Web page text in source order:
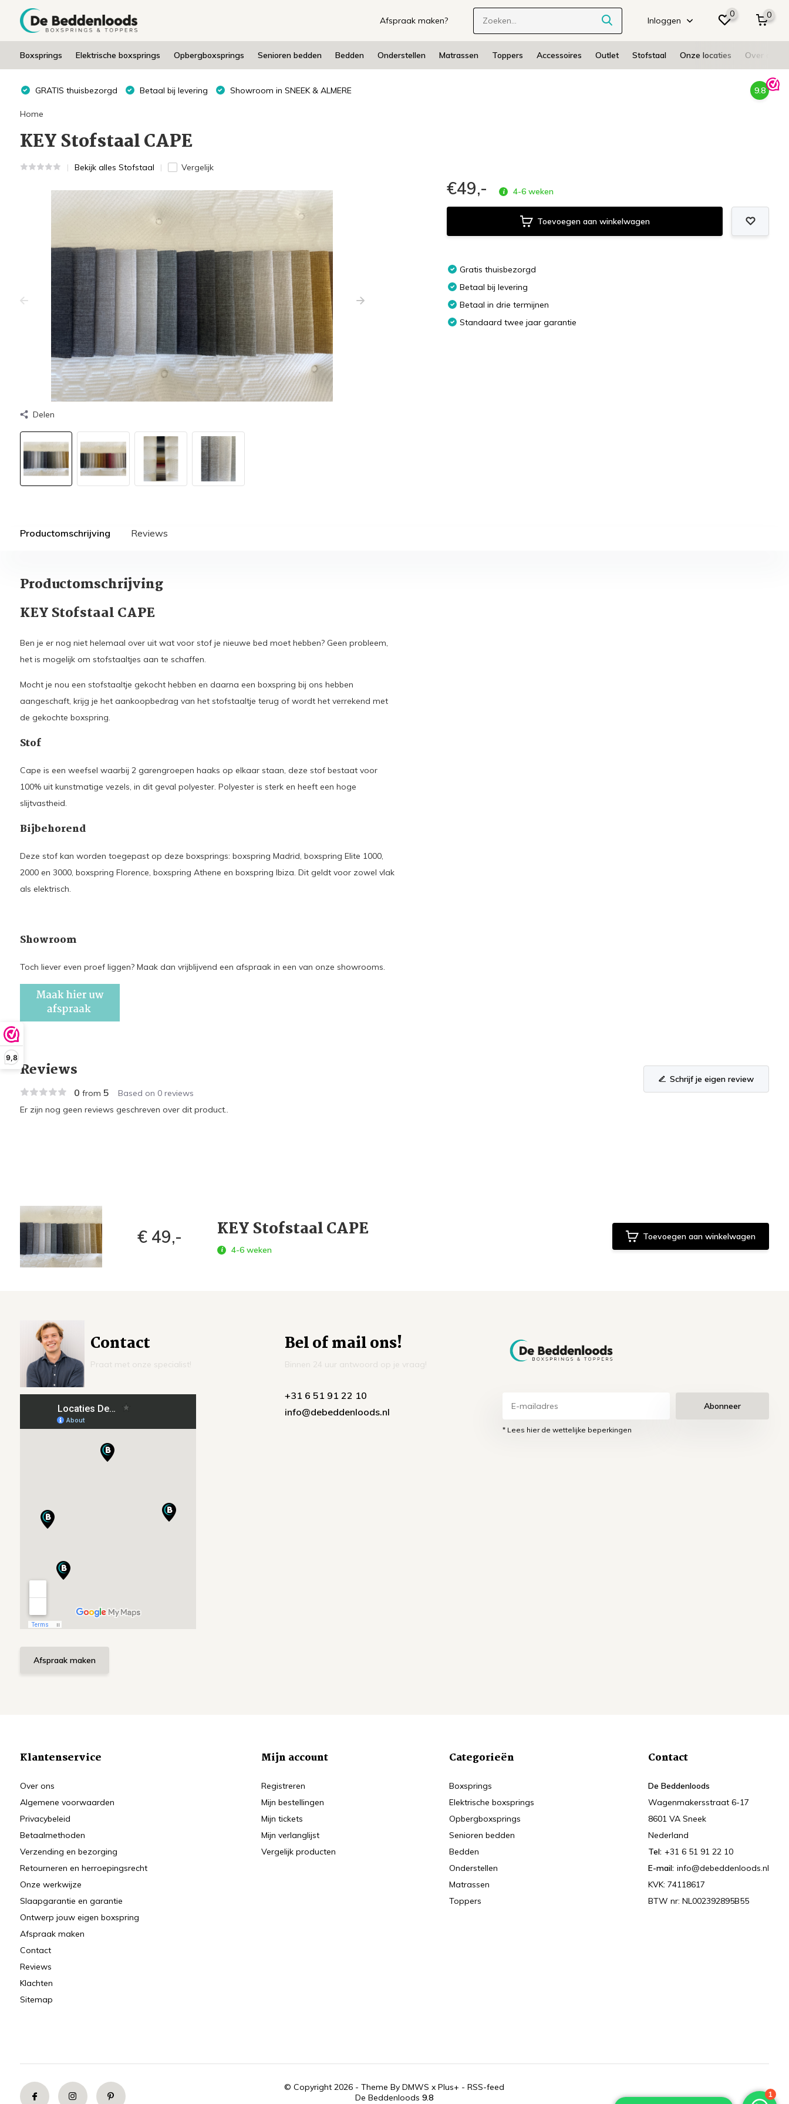
9,8
Afspraak maken? Inloggen
0 0
Boxsprings Elektrische boxsprings Opbergboxsprings Senioren bedden Bedden Onderstellen Matrassen Toppers Accessoires Outlet Stofstaal Onze locaties Over ons
GRATIS thuisbezorgd Betaal bij levering Showroom in SNEEK & ALMERE 9.8
Home
KEY Stofstaal CAPE
Bekijk alles Stofstaal Vergelijk
Delen
€49,- 4-6 weken
Toevoegen aan winkelwagen
Gratis thuisbezorgd
Betaal bij levering
Betaal in drie termijnen
Standaard twee jaar garantie
Productomschrijving Reviews
Productomschrijving
KEY Stofstaal CAPE
Ben je er nog niet helemaal over uit wat voor stof je nieuwe bed moet hebben? Geen probleem,
het is mogelijk om stofstaaltjes aan te schaffen.
Mocht je nou een stofstaaltje gekocht hebben en daarna een boxspring bij ons hebben
aangeschaft, krijg je het aankoopbedrag van het stofstaaltje terug of wordt het verrekend met
de gekochte boxspring.
Stof
Cape is een weefsel waarbij 2 garengroepen haaks op elkaar staan, deze stof bestaat voor
100% uit kunstmatige vezels, in dit geval polyester. Polyester is sterk en heeft een hoge
slijtvastheid.
Bijbehorend
Deze stof kan worden toegepast op deze boxsprings: boxspring Madrid, boxspring Elite 1000,
2000 en 3000, boxspring Florence, boxspring Athene en boxspring Ibiza. Dit geldt voor zowel vlak
als elektrisch.
Showroom
Toch liever even proef liggen? Maak dan vrijblijvend een afspraak in een van onze showrooms.
Reviews
0 from 5 Based on 0 reviews
Schrijf je eigen review
Er zijn nog geen reviews geschreven over dit product..
€ 49,- KEY Stofstaal CAPE
4-6 weken
Toevoegen aan winkelwagen
Contact
Praat met onze specialist!
Afspraak maken
Bel of mail ons!
Binnen 24 uur antwoord op je vraag!
+31 6 51 91 22 10
info@debeddenloods.nl
Abonneer
* Lees hier de wettelijke beperkingen
Klantenservice
Over ons
Algemene voorwaarden
Privacybeleid
Betaalmethoden
Verzending en bezorging
Retourneren en herroepingsrecht
Onze werkwijze
Slaapgarantie en garantie
Ontwerp jouw eigen boxspring
Afspraak maken
Contact
Reviews
Klachten
Sitemap
Mijn account
Registreren
Mijn bestellingen
Mijn tickets
Mijn verlanglijst
Vergelijk producten
Categorieën
Boxsprings
Elektrische boxsprings
Opbergboxsprings
Senioren bedden
Bedden
Onderstellen
Matrassen
Toppers
Contact
De Beddenloods
Wagenmakersstraat 6-17
8601 VA Sneek
Nederland
Tel: +31 6 51 91 22 10
E-mail: info@debeddenloods.nl
KVK: 74118617
BTW nr: NL002392895B55
© Copyright 2026 - Theme ByDMWS xPlus+ -RSS-feed
De Beddenloods9.8